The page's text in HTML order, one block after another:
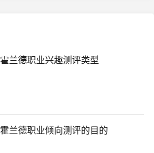
霍兰德职业兴趣测评类型
霍兰德职业倾向测评的目的